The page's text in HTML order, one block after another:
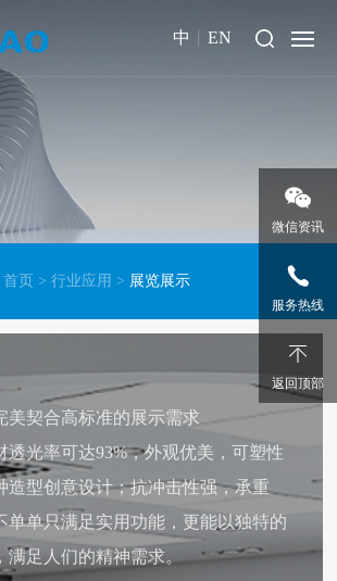
中 EN
首页 >行业应用 > 展览展示
美契合高标准的展示需求
透光率可达93%，外观优美，可塑性
造型创意设计；抗冲击性强，承重
单单只满足实用功能，更能以独特的
满足人们的精神需求。
微信资讯
服务热线
返回顶部